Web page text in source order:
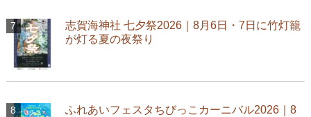
志賀海神社 七夕祭2026｜8月6日・7日に竹灯籠
が灯る夏の夜祭り
ふれあいフェスタちびっこカーニバル2026｜8